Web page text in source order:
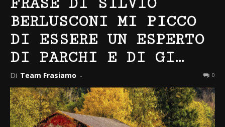
BERLUSCONI MI PICCO
DI ESSERE UN ESPERTO
DI PARCHI E DI GI…
Di Team Frasiamo - 0